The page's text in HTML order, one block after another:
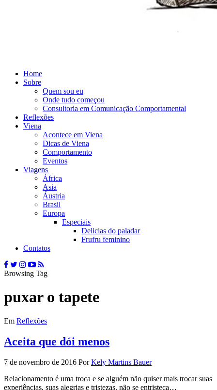
Home
Sobre
Quem sou eu
Onde tudo começou
Consultoria em Comunicação Comportamental
Reflexões
Viena
Acontece em Viena
Dicas de Viena
Comportamento
Eventos
Viagens
África
Asia
Áustria
Brasil
Europa
Especiais
Delicias do paladar
Frufru feminino
Contatos
Browsing Tag
puxar o tapete
Em Reflexões
Aceita que dói menos
7 de novembro de 2016 Por Kely Martins Bauer
Relacionamento é uma troca e se alguém não quiser mais trocar suas
experiências, suas alegrias e tristezas, não se entristeça…